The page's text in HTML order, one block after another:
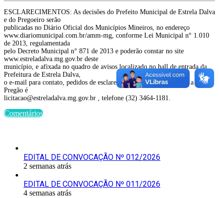
ESCLARECIMENTOS: As decisões do Prefeito Municipal de Estrela Dalva
e do Pregoeiro serão
publicadas no Diário Oficial dos Municípios Mineiros, no endereço
www.diariomunicipal.com.br/amm-mg, conforme Lei Municipal n° 1.010
de 2013, regulamentada
pelo Decreto Municipal n° 871 de 2013 e poderão constar no site
www.estreladalva.mg.gov.br deste
município, e afixada no quadro de avisos localizado no hall de entrada da
Prefeitura de Estrela Dalva,
o e-mail para contato, pedidos de esclarecimento e outros referente a este
Pregão é
licitacao@estreladalva.mg.gov.br , telefone (32) 3464-1181.
Comentários
EDITAL DE CONVOCAÇÃO Nº 012/2026
2 semanas atrás
EDITAL DE CONVOCAÇÃO Nº 011/2026
4 semanas atrás